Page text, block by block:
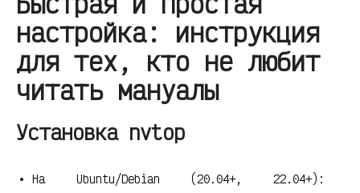
настройка: инструкция
для тех, кто не любит
читать мануалы
Установка nvtop
На Ubuntu/Debian (20.04+, 22.04+):